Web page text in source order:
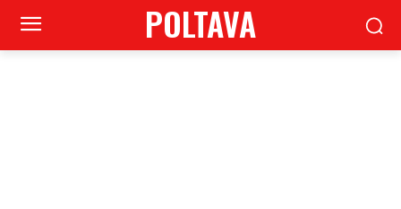
POLTAVA